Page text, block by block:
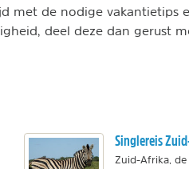
met de nodige vakantietips
deel deze dan gerust
Singlereis
Zuid-Afrika,